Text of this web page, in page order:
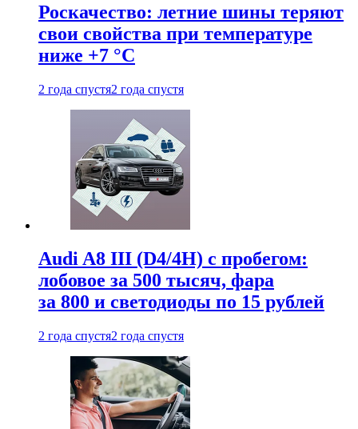
Роскачество: летние шины теряют
свои свойства при температуре
ниже +7 °C
2 года спустя2 года спустя
Audi A8 III (D4/4H) c пробегом:
лобовое за 500 тысяч, фара
за 800 и светодиоды по 15 рублей
2 года спустя2 года спустя